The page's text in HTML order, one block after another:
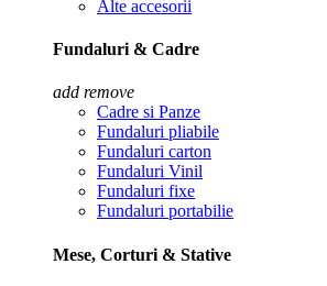
Alte accesorii
Fundaluri & Cadre
add remove
Cadre si Panze
Fundaluri pliabile
Fundaluri carton
Fundaluri Vinil
Fundaluri fixe
Fundaluri portabilie
Mese, Corturi & Stative